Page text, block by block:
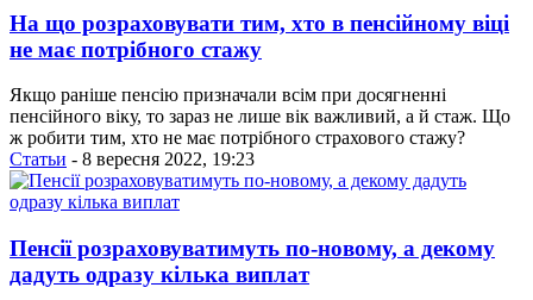
На що розраховувати тим, хто в пенсійному віці
не має потрібного стажу
Якщо раніше пенсію призначали всім при досягненні
пенсійного віку, то зараз не лише вік важливий, а й стаж. Що
ж робити тим, хто не має потрібного страхового стажу?
Статьи - 8 вересня 2022, 19:23
Пенсії розраховуватимуть по-новому, а декому
дадуть одразу кілька виплат